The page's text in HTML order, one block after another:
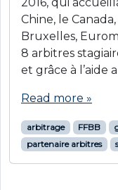
Chine, le
Bruxelles,
8 arbitres
et grâce à l’aide
Read more »
arbitrage FFBB
partenaire arbitres